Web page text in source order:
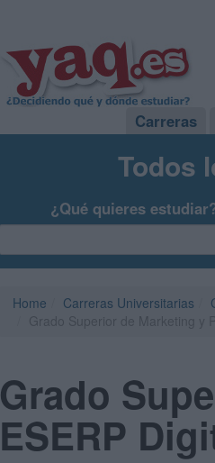
Carreras
Todos
¿Qué quieres
Home Carreras Universitarias
Grado
ESERP